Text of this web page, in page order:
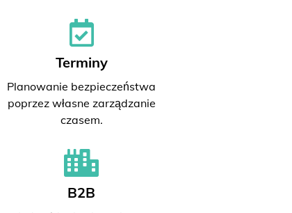
Terminy
Planowanie bezpieczeństwa
poprzez własne zarządzanie
czasem.
B2B